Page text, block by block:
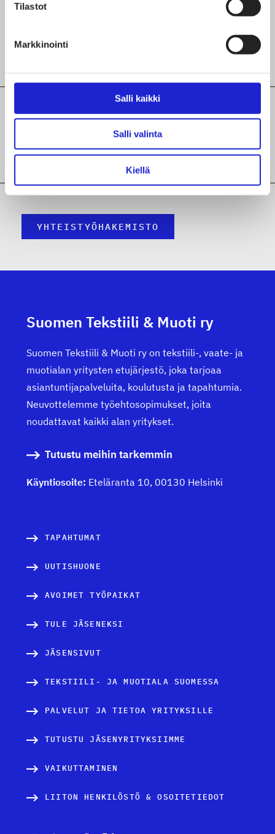
Tilastot
Markkinointi
Salli kaikki
Salli valinta
Kiellä
Avainlippu
Maakunta
Pirkanmaa
YHTEISTYÖHAKEMISTO
Suomen Tekstiili & Muoti ry
Suomen Tekstiili & Muoti ry on tekstiili-, vaate- ja
muotialan yritysten etujärjestö, joka tarjoaa
asiantuntijapalveluita, koulutusta ja tapahtumia.
Neuvottelemme työehtosopimukset, joita
noudattavat kaikki alan yritykset.
Tutustu meihin tarkemmin
Käyntiosoite: Eteläranta 10, 00130 Helsinki
TAPAHTUMAT
UUTISHUONE
AVOIMET TYÖPAIKAT
TULE JÄSENEKSI
JÄSENSIVUT
TEKSTIILI- JA MUOTIALA SUOMESSA
PALVELUT JA TIETOA YRITYKSILLE
TUTUSTU JÄSENYRITYKSIIMME
VAIKUTTAMINEN
LIITON HENKILÖSTÖ & OSOITETIEDOT